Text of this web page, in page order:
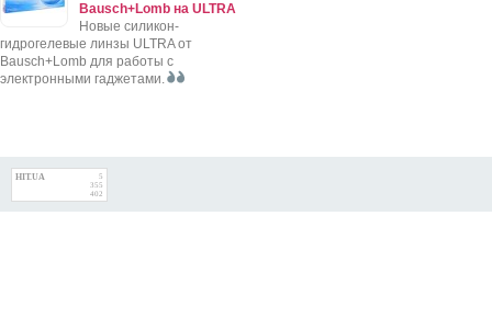
Bausch+Lomb на ULTRA
Новые силикон-
гидрогелевые линзы ULTRA от
Bausch+Lomb для работы с
электронными гаджетами.
HIT.UA
5
355
402